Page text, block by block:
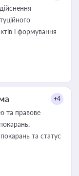
і формування
+4
та правове
та статус